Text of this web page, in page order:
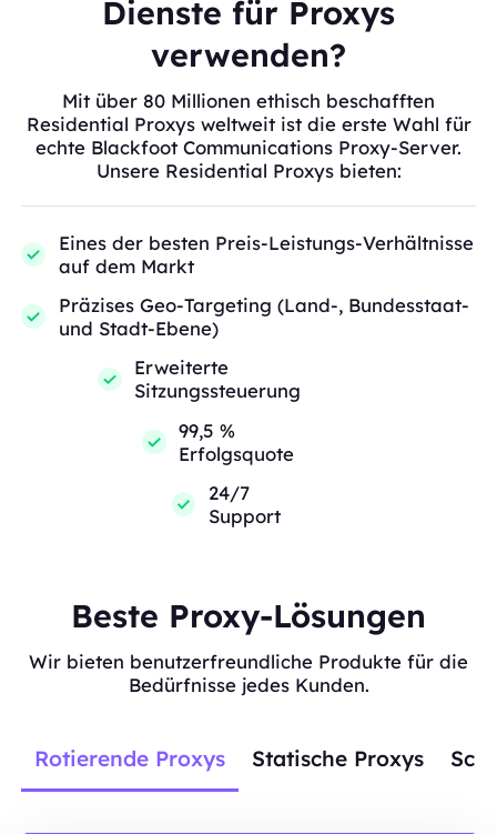
Dienste für Proxys
verwenden?
Mit über 80 Millionen ethisch beschafften
Residential Proxys weltweit ist die erste Wahl für
echte Blackfoot Communications Proxy-Server.
Unsere Residential Proxys bieten:
Eines der besten Preis-Leistungs-Verhältnisse
auf dem Markt
Präzises Geo-Targeting (Land-, Bundesstaat-
und Stadt-Ebene)
Erweiterte
Sitzungssteuerung
99,5 %
Erfolgsquote
24/7
Support
Beste Proxy-Lösungen
Wir bieten benutzerfreundliche Produkte für die
Bedürfnisse jedes Kunden.
Rotierende Proxys Statische Proxys